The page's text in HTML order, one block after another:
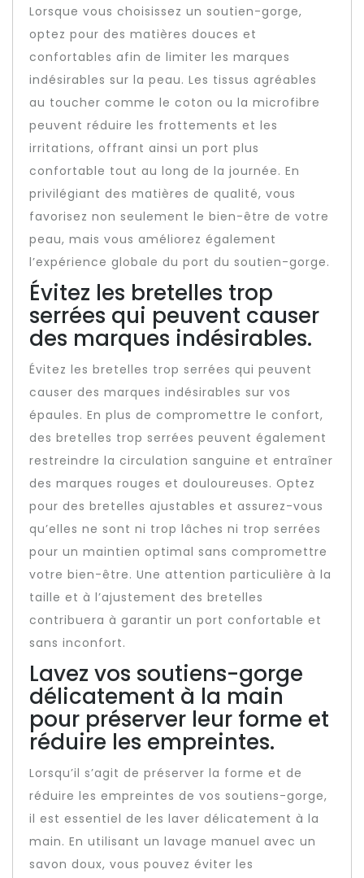
Lorsque vous choisissez un soutien-gorge,
optez pour des matières douces et
confortables afin de limiter les marques
indésirables sur la peau. Les tissus agréables
au toucher comme le coton ou la microfibre
peuvent réduire les frottements et les
irritations, offrant ainsi un port plus
confortable tout au long de la journée. En
privilégiant des matières de qualité, vous
favorisez non seulement le bien-être de votre
peau, mais vous améliorez également
l’expérience globale du port du soutien-gorge.
Évitez les bretelles trop
serrées qui peuvent causer
des marques indésirables.
Évitez les bretelles trop serrées qui peuvent
causer des marques indésirables sur vos
épaules. En plus de compromettre le confort,
des bretelles trop serrées peuvent également
restreindre la circulation sanguine et entraîner
des marques rouges et douloureuses. Optez
pour des bretelles ajustables et assurez-vous
qu’elles ne sont ni trop lâches ni trop serrées
pour un maintien optimal sans compromettre
votre bien-être. Une attention particulière à la
taille et à l’ajustement des bretelles
contribuera à garantir un port confortable et
sans inconfort.
Lavez vos soutiens-gorge
délicatement à la main
pour préserver leur forme et
réduire les empreintes.
Lorsqu’il s’agit de préserver la forme et de
réduire les empreintes de vos soutiens-gorge,
il est essentiel de les laver délicatement à la
main. En utilisant un lavage manuel avec un
savon doux, vous pouvez éviter les